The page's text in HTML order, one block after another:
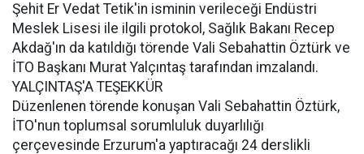
Şehit Er Vedat Tetik'in isminin verileceği Endüstri
Meslek Lisesi ile ilgili protokol, Sağlık Bakanı Recep
Akdağ'ın da katıldığı törende Vali Sebahattin Öztürk ve
İTO Başkanı Murat Yalçıntaş tarafından imzalandı.
YALÇINTAŞ'A TEŞEKKÜR
Düzenlenen törende konuşan Vali Sebahattin Öztürk,
İTO'nun toplumsal sorumluluk duyarlılığı
çerçevesinde Erzurum'a yaptıracağı 24 derslikli